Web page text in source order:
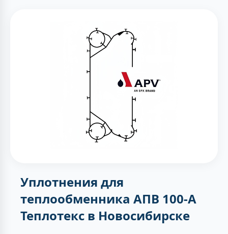
Уплотнения для
теплообменника АПВ 100-А
Теплотекc в Новосибирске